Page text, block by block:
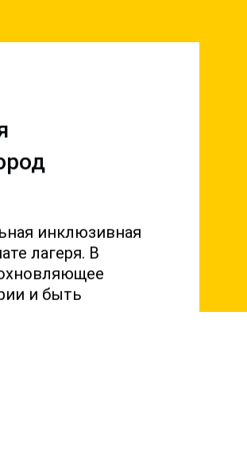
инклюзивная
лагеря. В
и быть